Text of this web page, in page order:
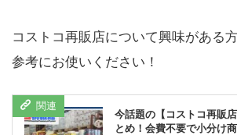
コストコ再販店について興味がある
参考にお使いください！
今話題の【コストコ再販
とめ！会費不要で小分け